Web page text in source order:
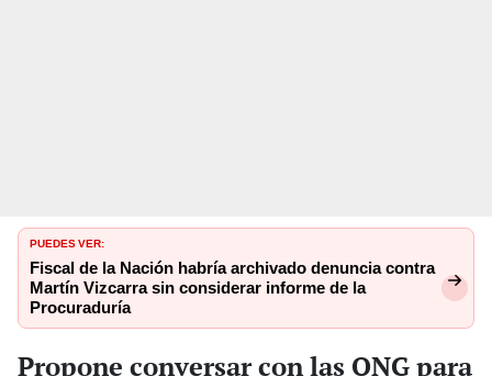
PUEDES VER:
Fiscal de la Nación habría archivado denuncia contra
Martín Vizcarra sin considerar informe de la
Procuraduría
Propone conversar con las ONG para